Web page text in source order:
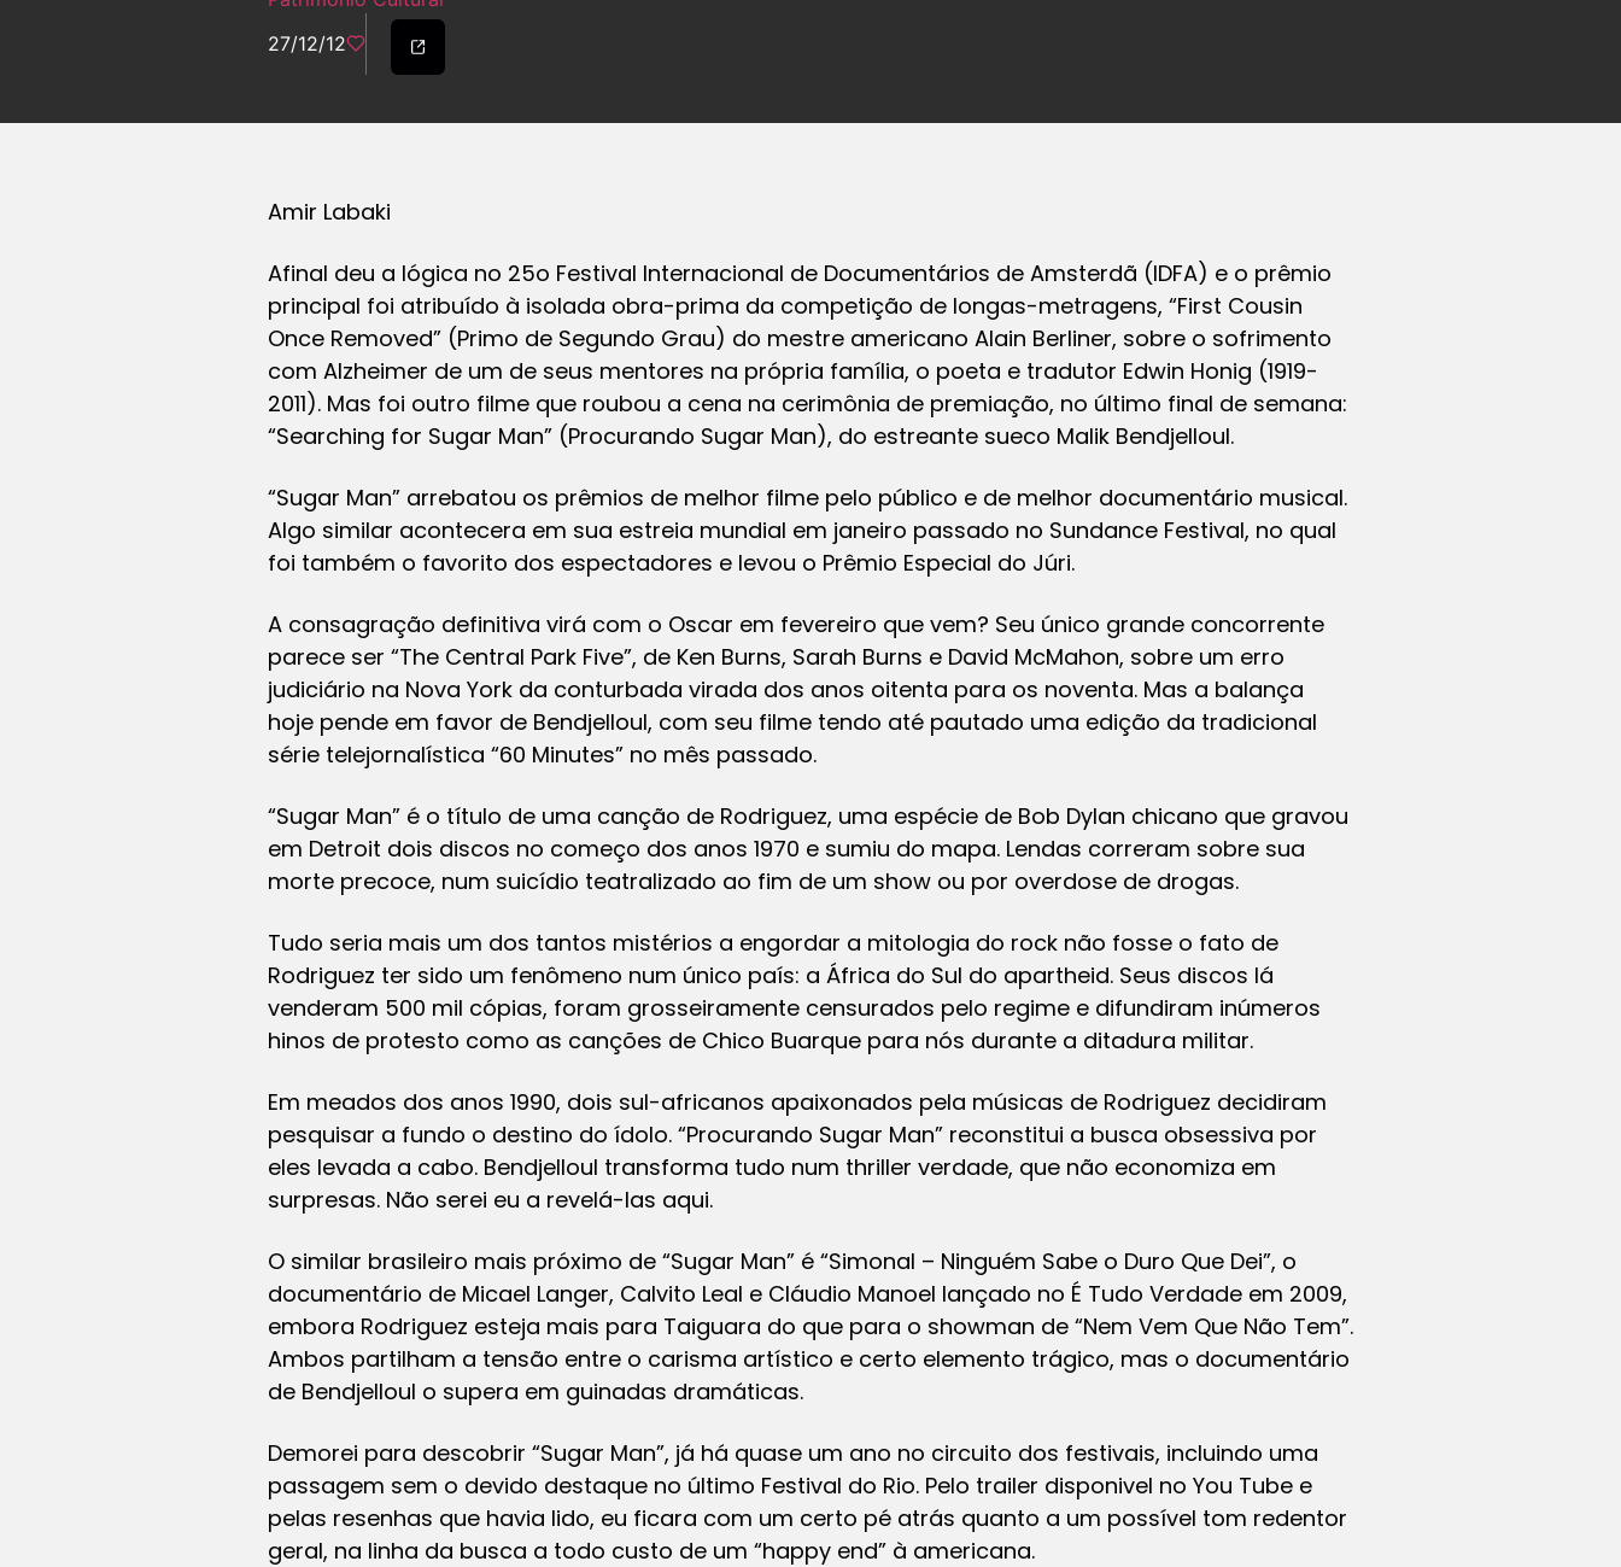
27/12/12
Amir Labaki
Afinal deu a lógica no 25o Festival Internacional de Documentários de Amsterdã (IDFA) e o prêmio
principal foi atribuído à isolada obra-prima da competição de longas-metragens, “First Cousin
Once Removed” (Primo de Segundo Grau) do mestre americano Alain Berliner, sobre o sofrimento
com Alzheimer de um de seus mentores na própria família, o poeta e tradutor Edwin Honig (1919-
2011). Mas foi outro filme que roubou a cena na cerimônia de premiação, no último final de semana:
“Searching for Sugar Man” (Procurando Sugar Man), do estreante sueco Malik Bendjelloul.
“Sugar Man” arrebatou os prêmios de melhor filme pelo público e de melhor documentário musical.
Algo similar acontecera em sua estreia mundial em janeiro passado no Sundance Festival, no qual
foi também o favorito dos espectadores e levou o Prêmio Especial do Júri.
A consagração definitiva virá com o Oscar em fevereiro que vem? Seu único grande concorrente
parece ser “The Central Park Five”, de Ken Burns, Sarah Burns e David McMahon, sobre um erro
judiciário na Nova York da conturbada virada dos anos oitenta para os noventa. Mas a balança
hoje pende em favor de Bendjelloul, com seu filme tendo até pautado uma edição da tradicional
série telejornalística “60 Minutes” no mês passado.
“Sugar Man” é o título de uma canção de Rodriguez, uma espécie de Bob Dylan chicano que gravou
em Detroit dois discos no começo dos anos 1970 e sumiu do mapa. Lendas correram sobre sua
morte precoce, num suicídio teatralizado ao fim de um show ou por overdose de drogas.
Tudo seria mais um dos tantos mistérios a engordar a mitologia do rock não fosse o fato de
Rodriguez ter sido um fenômeno num único país: a África do Sul do apartheid. Seus discos lá
venderam 500 mil cópias, foram grosseiramente censurados pelo regime e difundiram inúmeros
hinos de protesto como as canções de Chico Buarque para nós durante a ditadura militar.
Em meados dos anos 1990, dois sul-africanos apaixonados pela músicas de Rodriguez decidiram
pesquisar a fundo o destino do ídolo. “Procurando Sugar Man” reconstitui a busca obsessiva por
eles levada a cabo. Bendjelloul transforma tudo num thriller verdade, que não economiza em
surpresas. Não serei eu a revelá-las aqui.
O similar brasileiro mais próximo de “Sugar Man” é “Simonal – Ninguém Sabe o Duro Que Dei”, o
documentário de Micael Langer, Calvito Leal e Cláudio Manoel lançado no É Tudo Verdade em 2009,
embora Rodriguez esteja mais para Taiguara do que para o showman de “Nem Vem Que Não Tem”.
Ambos partilham a tensão entre o carisma artístico e certo elemento trágico, mas o documentário
de Bendjelloul o supera em guinadas dramáticas.
Demorei para descobrir “Sugar Man”, já há quase um ano no circuito dos festivais, incluindo uma
passagem sem o devido destaque no último Festival do Rio. Pelo trailer disponivel no You Tube e
pelas resenhas que havia lido, eu ficara com um certo pé atrás quanto a um possível tom redentor
geral, na linha da busca a todo custo de um “happy end” à americana.